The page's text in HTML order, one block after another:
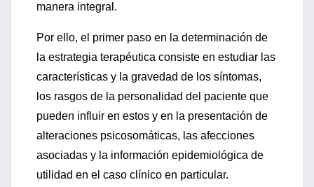
manera integral.
Por ello, el primer paso en la determinación de
la estrategia terapéutica consiste en estudiar las
características y la gravedad de los síntomas,
los rasgos de la personalidad del paciente que
pueden influir en estos y en la presentación de
alteraciones psicosomáticas, las afecciones
asociadas y la información epidemiológica de
utilidad en el caso clínico en particular.